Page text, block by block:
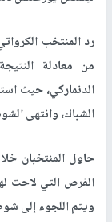
رد المنتخب
من معادلة
الدنماركي، حيث
الشباك، وانتهى
حاول المنتخبان
الفرص التي لاحت
ويتم اللجوء إلى